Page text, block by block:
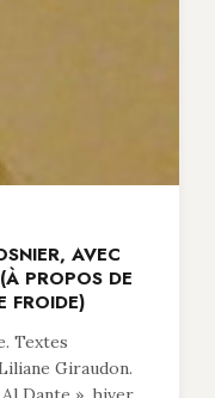
AVEC
PROPOS DE
FROIDE)
Textes
Giraudon.